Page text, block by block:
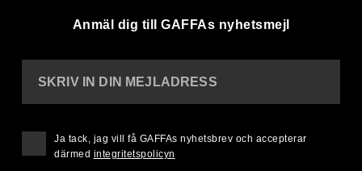
Anmäl dig till GAFFAs nyhetsmejl
SKRIV IN DIN MEJLADRESS
Ja tack, jag vill få GAFFAs nyhetsbrev och accepterar
därmed integritetspolicyn